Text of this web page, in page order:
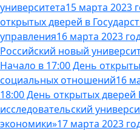
университета15 марта 2023
открытых дверей в
управления16 марта 2023
Российский новый
Начало в 17:00 День
социальных отношений16
18:00 День открытых
исследовательский
экономики»17 марта 2023